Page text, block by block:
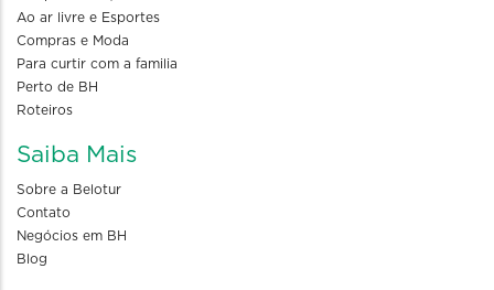
Ao ar livre e Esportes
Compras e Moda
Para curtir com a familia
Perto de BH
Roteiros
Saiba Mais
Sobre a Belotur
Contato
Negócios em BH
Blog